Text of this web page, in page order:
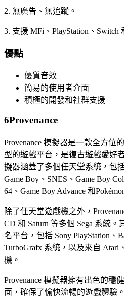
2. 無廣告、無追蹤。
3. 支援 MFi、PlayStation、Switch
優點
優質音效
簡易的使用者介面
積極的開發和社群支援
6Provenance
Provenance 模擬器是一款全方位
型的遊戲平台，是復古遊戲愛好
擬器涵蓋了多個任天堂系統，包
Game Boy、SNES、Game Boy
64、Game Boy Advance 和
除了任天堂遊戲機之外，
CD 和 Saturn 等多個 Sega 系統
名平台，包括 Sony PlayStation、
TurboGrafx 系統，以及來自 Atari
機。
Provenance 模擬器擁有出色的穩
面，確保了愉快流暢的遊戲體驗